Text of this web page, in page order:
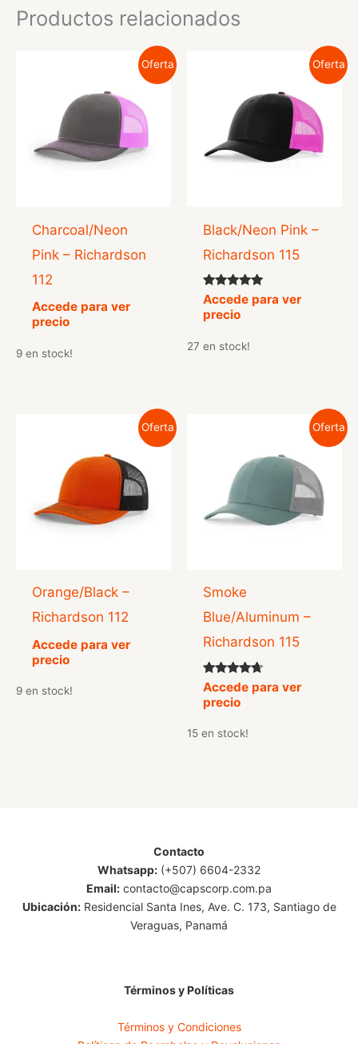
Productos relacionados
Oferta
Charcoal/Neon
Pink – Richardson
112
Accede para ver
precio
9 en stock!
Oferta
Black/Neon Pink –
Richardson 115
Valorado
con
5.00
Accede para ver
precio
27 en stock!
Oferta
Orange/Black –
Richardson 112
Accede para ver
precio
9 en stock!
Oferta
Smoke
Blue/Aluminum –
Richardson 115
Valorado
con
4.50
Accede para ver
precio
15 en stock!
Contacto
Whatsapp: (+507) 6604-2332
Email: contacto@capscorp.com.pa
Ubicación:Residencial Santa Ines, Ave. C. 173, Santiago de
Veraguas, Panamá
Términos y Políticas
Términos y Condiciones